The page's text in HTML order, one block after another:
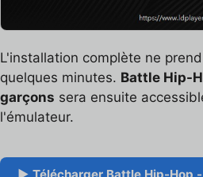
L'installation complète ne
quelques minutes. Battle Hip-
garçons sera ensuite
l'émulateur.
▶ Télécharger Battle Hip-Hop